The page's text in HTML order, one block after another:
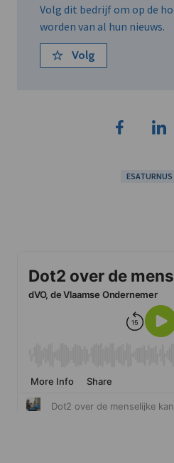
Volg dit bedrijf om op de
worden van al hun nieuws.
Volg
ESATURNUS